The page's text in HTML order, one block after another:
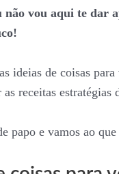
não vou aqui te dar
ideias de coisas
receitas estratégias
papo e vamos ao que